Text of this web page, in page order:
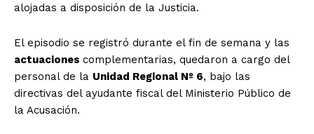
alojadas a disposición de la Justicia.
El episodio se registró durante el fin de semana y las
actuaciones complementarias, quedaron a cargo del
personal de la Unidad Regional Nº 6, bajo las
directivas del ayudante fiscal del Ministerio Público de
la Acusación.